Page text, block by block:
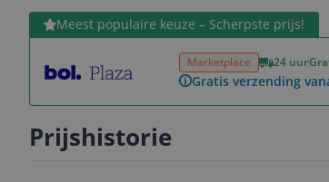
Meest populaire keuze – Scherpste prijs!
Marketplace 24 uur
Gratis verzending
Bekijk product
Prijshistorie